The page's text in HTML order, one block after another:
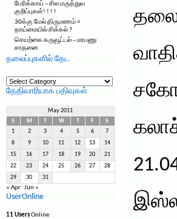
பேரிக்காய் – சில மருத்துவ
குறிப்புகள்! ! ! !
30க்கு மேல் திருமணம் =
தாய்மையில் சிக்கல் ?
செயற்கை கருவூட்டல் – மரபணு
சாதனை
தலைப்புகளில் தேட
தலைப்புகளில்
தேட
தேதிவாரியாக பதிவுகள்
May 2011
S
M W F
S
1
2 3 4 5 6 7
8 9 10 11 12 13 14
15 16 17 18 19 20 21
22 23 24 25 26 27 28
29 30 31
« Apr Jun »
UserOnline
11 UsersOnline